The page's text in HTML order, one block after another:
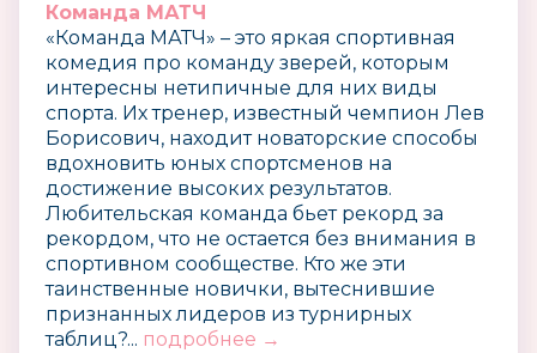
Команда МАТЧ
«Команда МАТЧ» – это яркая спортивная
комедия про команду зверей, которым
интересны нетипичные для них виды
спорта. Их тренер, известный чемпион Лев
Борисович, находит новаторские способы
вдохновить юных спортсменов на
достижение высоких результатов.
Любительская команда бьет рекорд за
рекордом, что не остается без внимания в
спортивном сообществе. Кто же эти
таинственные новички, вытеснившие
признанных лидеров из турнирных
таблиц?... подробнее →